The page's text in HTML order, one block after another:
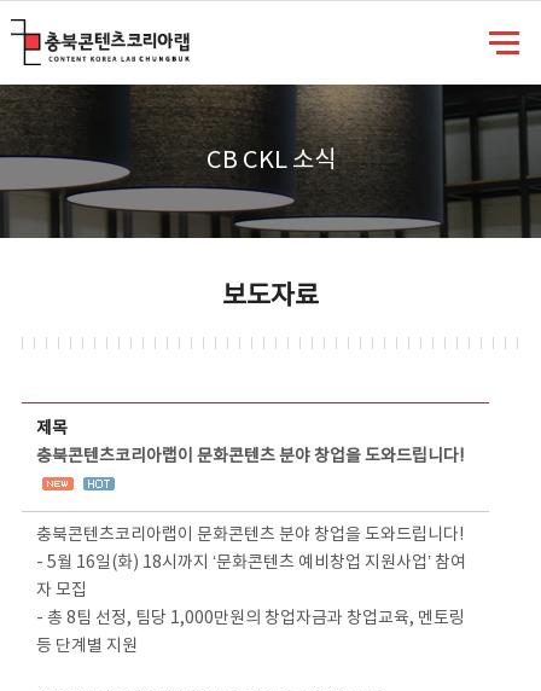
CB CKL 소식
보도자료
제목
충북콘텐츠코리아랩이 문화콘텐츠 분야 창업을 도와드립니다!
충북콘텐츠코리아랩이 문화콘텐츠 분야 창업을 도와드립니다!
- 5월 16일(화) 18시까지 ‘문화콘텐츠 예비창업 지원사업’ 참여
자 모집
- 총 8팀 선정, 팀당 1,000만원의 창업자금과 창업교육, 멘토링
등 단계별 지원